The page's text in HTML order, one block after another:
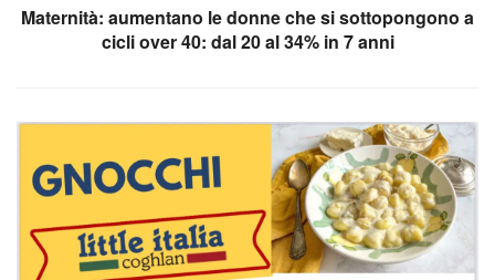
Maternità: aumentano le donne che si sottopongono a
cicli over 40: dal 20 al 34% in 7 anni